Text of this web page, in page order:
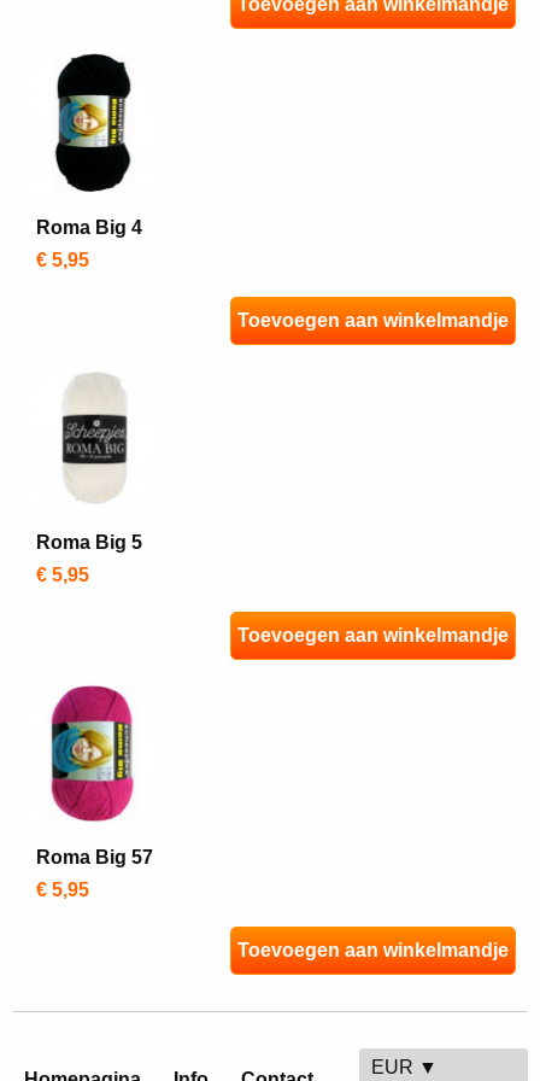
Toevoegen aan winkelmandje
Roma Big 4
€ 5,95
Toevoegen aan winkelmandje
Roma Big 5
€ 5,95
Toevoegen aan winkelmandje
Roma Big 57
€ 5,95
Toevoegen aan winkelmandje
EUR ▼